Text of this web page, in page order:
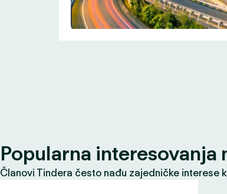
Popularna interesovanja
Članovi Tindera često nađu zajedničke interese